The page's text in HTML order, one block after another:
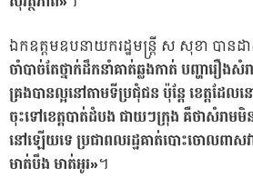
ឯកឧត្តមឧបនាយករដ្ឋមន្ដ្រី ស សុខា បានដ
ចាំបាច់តែថ្នាក់ដឹកនាំគាត់ឆ្លងកាត់ បញ្ហារឿងសំ
គ្រងបានល្អនៅតាមទីប្រជុំជន ប៉ុន្តែ ខេត្តដែល
ចុះទៅខេត្តបាត់ដំបង ជាយៗក្រុង គឺថាសំរាមមិ
នៅឡើយទេ ប្រជាពលរដ្ឋគាត់បោះចោលពា
មាត់បឹង មាត់អូរ»។